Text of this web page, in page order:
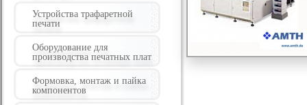
Устройства трафаретной
печати
Оборудование для
производства печатных плат
Формовка, монтаж и пайка
компонентов